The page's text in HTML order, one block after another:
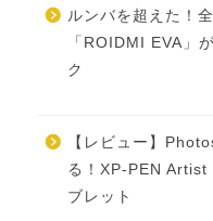
ルンバを超えた！
「ROIDMI EVA」
ク
【レビュー】
る！XP-PEN Artist
ブレット